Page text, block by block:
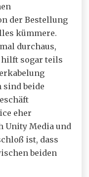
der Bestellung
kümmere.
durchaus,
hilft sogar teils
sind beide
eher
Unity Media und
ist, dass
beiden